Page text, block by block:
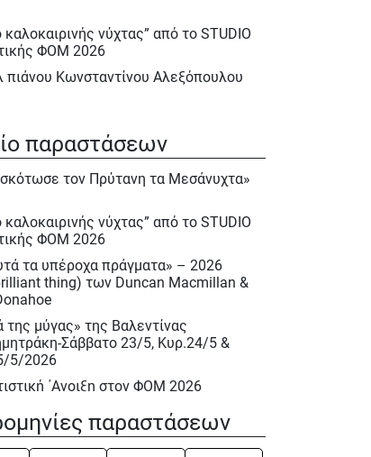
καλοκαιρινής νύχτας” από το STUDIO
ΦΟΜ 2026
πιάνου Κωνσταντίνου Αλεξόπουλου
thing) των Duncan Macmillan &
της μύγας» της Βαλεντίνας
Σάββατο 23/5, Κυρ.24/5 &
5/2026
΄Ανοιξη στον ΦΟΜ 2026
Άνοιξη 2026
Πασχαλίδης, Σάββατο 9 Μαίου 2026
στον Νίκο Περέλη 15/12/2025
του Κάρλο Κολόντι, Νοεμ. – Δεκ.
: «Αειθαλείς άριες» με την Δραματική
Οκτ. 2025
Υποκριτικής Ενηλίκων 2025 – 2026
παραστάσεων
τον Πρύτανη τα Μεσάνυχτα»
καλοκαιρινής νύχτας” από το STUDIO
ΦΟΜ 2026
τα υπέροχα πράγματα» – 2026
thing) των Duncan Macmillan &
της μύγας» της Βαλεντίνας
Σάββατο 23/5, Κυρ.24/5 &
5/2026
΄Ανοιξη στον ΦΟΜ 2026
Άνοιξη 2026
του Κάρλο Κολόντι, Νοεμ. – Δεκ.
παραστάσεων